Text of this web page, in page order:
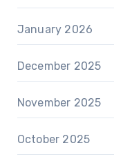
January 2026
December 2025
November 2025
October 2025